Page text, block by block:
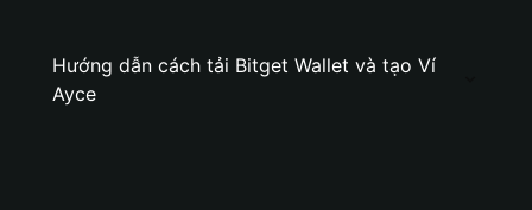
Hướng dẫn cách tải Bitget Wallet và tạo Ví
Ayce